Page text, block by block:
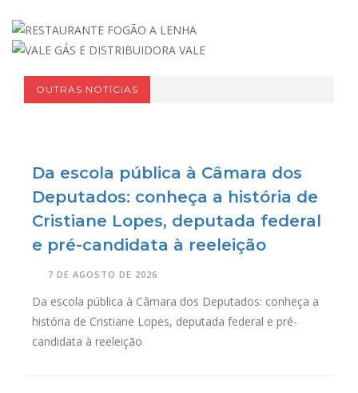
OUTRAS NOTÍCIAS
Da escola pública à Câmara dos
Deputados: conheça a história de
Cristiane Lopes, deputada federal
e pré-candidata à reeleição
7 DE AGOSTO DE 2026
Da escola pública à Câmara dos Deputados: conheça a
história de Cristiane Lopes, deputada federal e pré-
candidata à reeleição